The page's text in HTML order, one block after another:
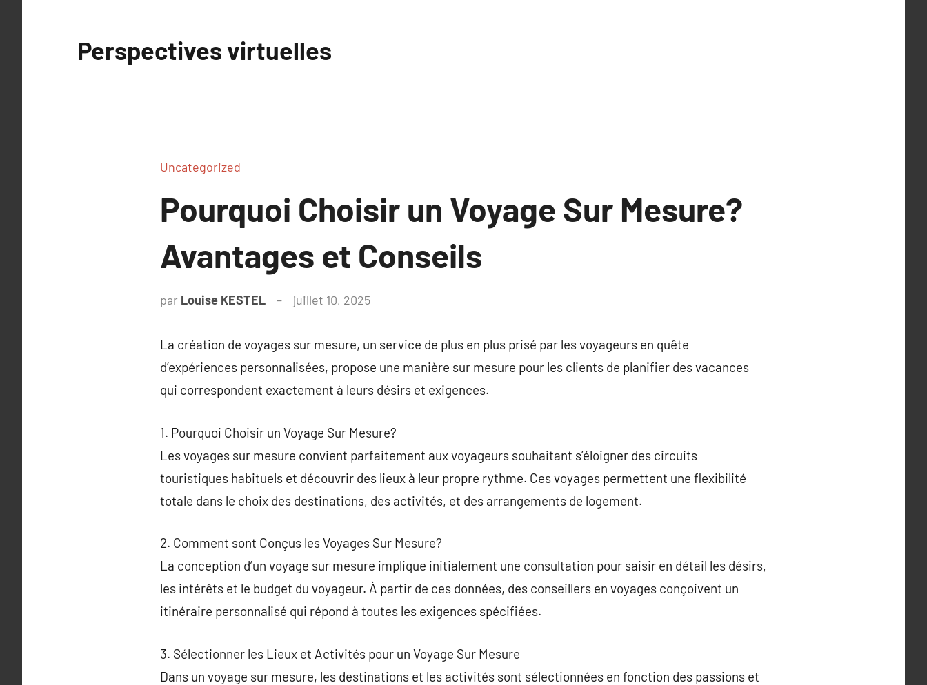
Perspectives virtuelles
Uncategorized
Pourquoi Choisir un Voyage Sur Mesure?
Avantages et Conseils
par Louise KESTEL juillet 10, 2025
La création de voyages sur mesure, un service de plus en plus prisé par les voyageurs en quête
d’expériences personnalisées, propose une manière sur mesure pour les clients de planifier des vacances
qui correspondent exactement à leurs désirs et exigences.
1. Pourquoi Choisir un Voyage Sur Mesure?
Les voyages sur mesure convient parfaitement aux voyageurs souhaitant s’éloigner des circuits
touristiques habituels et découvrir des lieux à leur propre rythme. Ces voyages permettent une flexibilité
totale dans le choix des destinations, des activités, et des arrangements de logement.
2. Comment sont Conçus les Voyages Sur Mesure?
La conception d’un voyage sur mesure implique initialement une consultation pour saisir en détail les désirs,
les intérêts et le budget du voyageur. À partir de ces données, des conseillers en voyages conçoivent un
itinéraire personnalisé qui répond à toutes les exigences spécifiées.
3. Sélectionner les Lieux et Activités pour un Voyage Sur Mesure
Dans un voyage sur mesure, les destinations et les activités sont sélectionnées en fonction des passions et